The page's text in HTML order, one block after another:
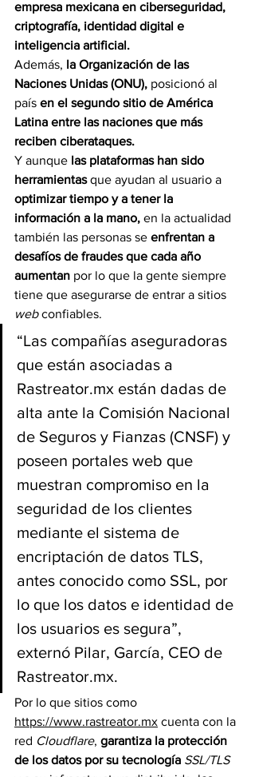
empresa mexicana en ciberseguridad,
criptografía, identidad digital e
inteligencia artificial.
Además, la Organización de las
Naciones Unidas (ONU), posicionó al
país en el segundo sitio de América
Latina entre las naciones que más
reciben ciberataques.
Y aunque las plataformas han sido
herramientas que ayudan al usuario a
optimizar tiempo y a tener la
información a la mano, en la actualidad
también las personas se enfrentan a
desafíos de fraudes que cada año
aumentan por lo que la gente siempre
tiene que asegurarse de entrar a sitios
web confiables.
“Las compañías aseguradoras
que están asociadas a
Rastreator.mx están dadas de
alta ante la Comisión Nacional
de Seguros y Fianzas (CNSF) y
poseen portales web que
muestran compromiso en la
seguridad de los clientes
mediante el sistema de
encriptación de datos TLS,
antes conocido como SSL, por
lo que los datos e identidad de
los usuarios es segura”,
externó Pilar, García, CEO de
Rastreator.mx.
Por lo que sitios como
https://www.rastreator.mx cuenta con la
red Cloudflare, garantiza la protección
de los datos por su tecnología SSL/TLS